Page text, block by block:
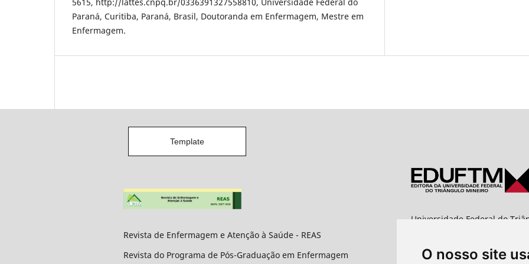
O nosso site
5615, http://lattes.cnpq.br/0336391327558810, Universidade Federal do
Paraná, Curitiba, Paraná, Brasil, Doutoranda em Enfermagem, Mestre em
Enfermagem.
Template
Revista de Enfermagem e Atenção à Saúde - REAS
Revista do Programa de Pós-Graduação em Enfermagem
Universidade Federal do
CEP: 38025-350 - Uberaba/